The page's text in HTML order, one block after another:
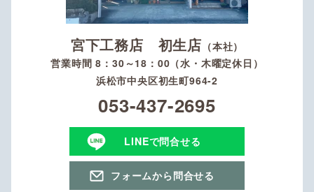
宮下工務店 初生店 （本社）
営業時間 8：30～18：00（水・木曜定休日）
浜松市中央区初生町964-2
053-437-2695
LINEで問合せる
フォームから問合せる